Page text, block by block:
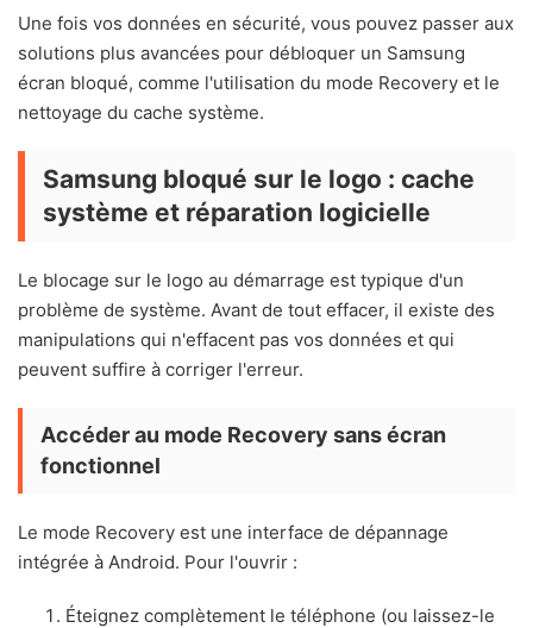
Une fois vos données en sécurité, vous pouvez passer aux
solutions plus avancées pour débloquer un Samsung
écran bloqué, comme l'utilisation du mode Recovery et le
nettoyage du cache système.
Samsung bloqué sur le logo : cache
système et réparation logicielle
Le blocage sur le logo au démarrage est typique d'un
problème de système. Avant de tout effacer, il existe des
manipulations qui n'effacent pas vos données et qui
peuvent suffire à corriger l'erreur.
Accéder au mode Recovery sans écran
fonctionnel
Le mode Recovery est une interface de dépannage
intégrée à Android. Pour l'ouvrir :
Éteignez complètement le téléphone (ou laissez-le